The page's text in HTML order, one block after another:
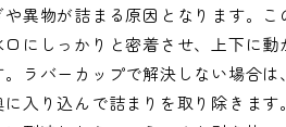
異物が詰まる原因となります。
にしっかりと密着させ、上下に動
ラバーカップで解決しない場合は
入り込んで詰まりを取り除きます